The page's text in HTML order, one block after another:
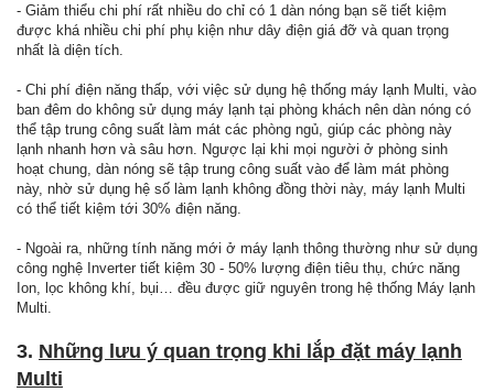
- Giảm thiểu chi phí rất nhiều do chỉ có 1 dàn nóng bạn sẽ tiết kiệm
được khá nhiều chi phí phụ kiện như dây điện giá đỡ và quan trọng
nhất là diện tích.
- Chi phí điện năng thấp, với việc sử dụng hệ thống máy lạnh Multi, vào
ban đêm do không sử dụng máy lạnh tại phòng khách nên dàn nóng có
thể tập trung công suất làm mát các phòng ngủ, giúp các phòng này
lạnh nhanh hơn và sâu hơn. Ngược lại khi mọi người ở phòng sinh
hoạt chung, dàn nóng sẽ tập trung công suất vào để làm mát phòng
này, nhờ sử dụng hệ số làm lạnh không đồng thời này, máy lạnh Multi
có thể tiết kiệm tới 30% điện năng.
- Ngoài ra, những tính năng mới ở máy lạnh thông thường như sử dụng
công nghệ Inverter tiết kiệm 30 - 50% lượng điện tiêu thụ, chức năng
Ion, lọc không khí, bụi… đều được giữ nguyên trong hệ thống Máy lạnh
Multi.
3. Những lưu ý quan trọng khi lắp đặt máy lạnh
Multi